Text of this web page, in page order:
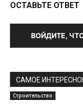
ОСТАВЬТЕ ОТВЕТ
ВОЙДИТЕ,
САМОЕ
Строительство